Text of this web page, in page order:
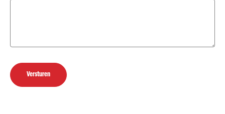
Versturen